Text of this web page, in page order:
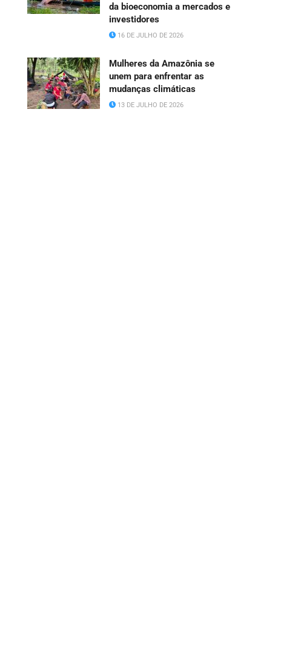
da bioeconomia a mercados e
investidores
16 DE JULHO DE 2026
Mulheres da Amazônia se
unem para enfrentar as
mudanças climáticas
13 DE JULHO DE 2026